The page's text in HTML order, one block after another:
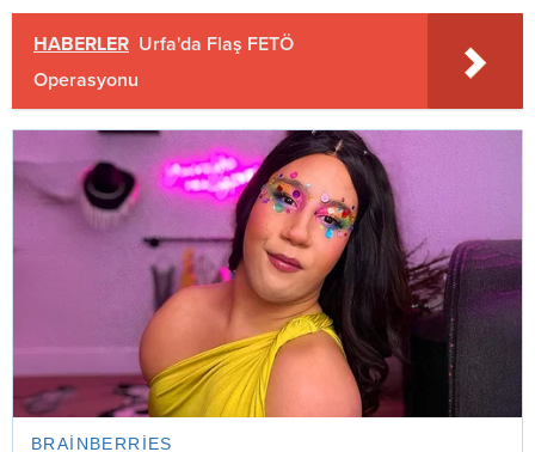
HABERLER Urfa'da Flaş FETÖ
Operasyonu